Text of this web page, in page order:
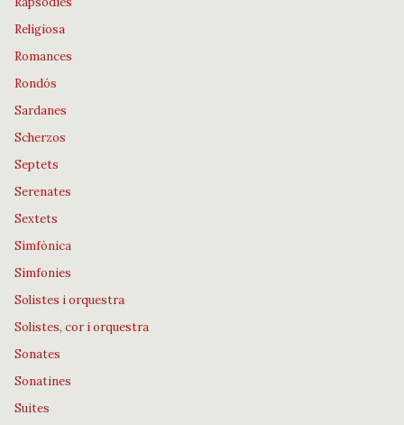
Religiosa
Romances
Rondós
Sardanes
Scherzos
Septets
Serenates
Sextets
Simfònica
Simfonies
Solistes i orquestra
Solistes, cor i orquestra
Sonates
Sonatines
Suites